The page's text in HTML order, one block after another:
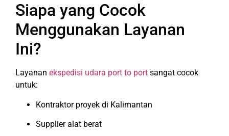
Siapa yang Cocok
Menggunakan Layanan
Ini?
Layanan ekspedisi udara port to port sangat cocok
untuk:
Kontraktor proyek di Kalimantan
Supplier alat berat